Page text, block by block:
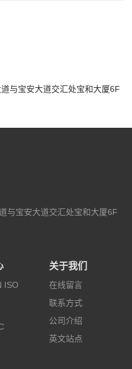
与宝安大道交汇处宝和大厦6F
与宝安大道交汇处宝和大厦6F
ISO
关于我们
在线留言
联系方式
公司介绍
英文站点